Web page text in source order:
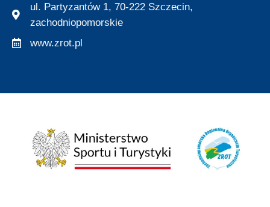
ul. Partyzantów 1, 70-222 Szczecin,
zachodniopomorskie
www.zrot.pl